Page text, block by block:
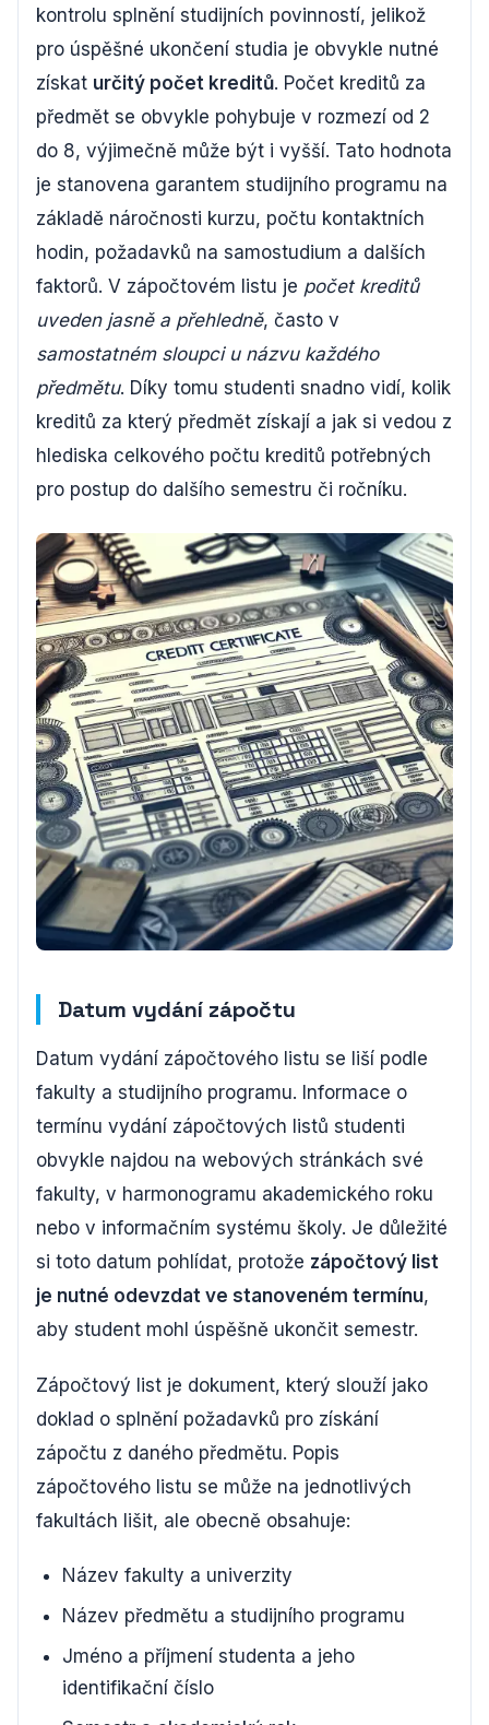
kontrolu splnění studijních povinností, jelikož
pro úspěšné ukončení studia je obvykle nutné
získat určitý počet kreditů. Počet kreditů za
předmět se obvykle pohybuje v rozmezí od 2
do 8, výjimečně může být i vyšší. Tato hodnota
je stanovena garantem studijního programu na
základě náročnosti kurzu, počtu kontaktních
hodin, požadavků na samostudium a dalších
faktorů. V zápočtovém listu je počet kreditů
uveden jasně a přehledně, často v
samostatném sloupci u názvu každého
předmětu. Díky tomu studenti snadno vidí, kolik
kreditů za který předmět získají a jak si vedou z
hlediska celkového počtu kreditů potřebných
pro postup do dalšího semestru či ročníku.
Datum vydání zápočtu
Datum vydání zápočtového listu se liší podle
fakulty a studijního programu. Informace o
termínu vydání zápočtových listů studenti
obvykle najdou na webových stránkách své
fakulty, v harmonogramu akademického roku
nebo v informačním systému školy. Je důležité
si toto datum pohlídat, protože zápočtový list
je nutné odevzdat ve stanoveném termínu,
aby student mohl úspěšně ukončit semestr.
Zápočtový list je dokument, který slouží jako
doklad o splnění požadavků pro získání
zápočtu z daného předmětu. Popis
zápočtového listu se může na jednotlivých
fakultách lišit, ale obecně obsahuje:
Název fakulty a univerzity
Název předmětu a studijního programu
Jméno a příjmení studenta a jeho
identifikační číslo